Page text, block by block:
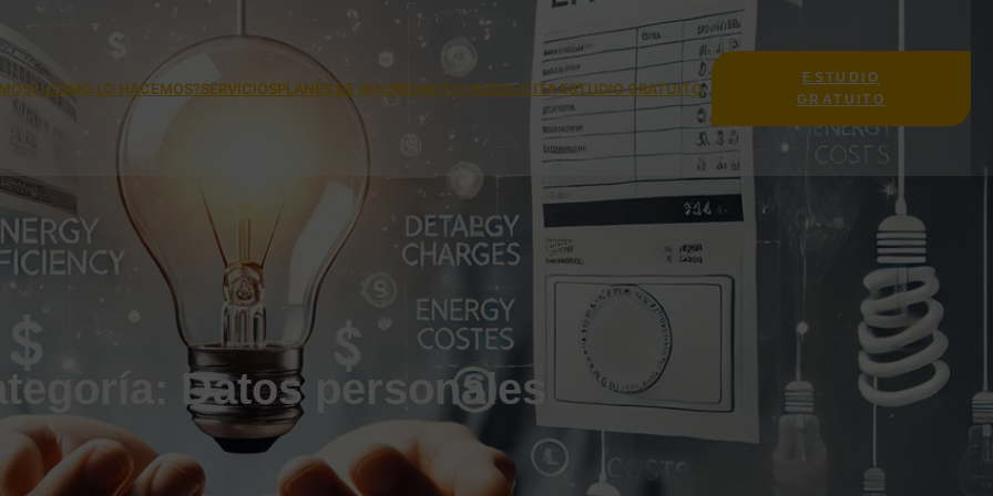
¿CÓMO LO HACEMOS?SERVICIOSPLANES DE AHORRONOTICIASSOLICITA ESTUDIO GRATUITO
ESTUDIO
GRATUITO
Datos personales